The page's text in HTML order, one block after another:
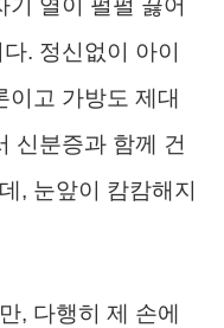
열이 펄펄 끓어
. 정신없이 아이
이고 가방도 제대
신분증과 함께 건
, 눈앞이 캄캄해지
, 다행히 제 손에